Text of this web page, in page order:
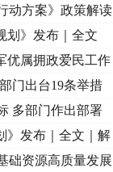
动方案》政策解读
划》发布｜全文
优属拥政爱民工作
门出台19条举措
多部门作出部署
》发布｜全文｜解
础资源高质量发展